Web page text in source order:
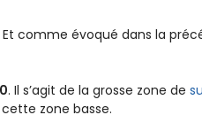
comme évoqué dans la
. Il s’agit de la grosse zone de
zone basse.